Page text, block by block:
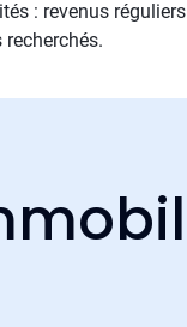
: revenus